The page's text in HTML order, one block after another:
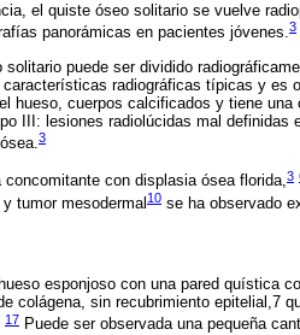
el quiste óseo solitario se vuelve
panorámicas en pacientes jóvenes.3
puede ser dividido
radiográficas típicas y es
hueso, cuerpos calcificados y tiene
III: lesiones radiolúcidas mal definidas
3
con displasia ósea florida,3
y tumor mesodermal 10 se ha observado
esponjoso con una pared quística
colágena, sin recubrimiento epitelial,7
17 Puede ser observada una pequeña